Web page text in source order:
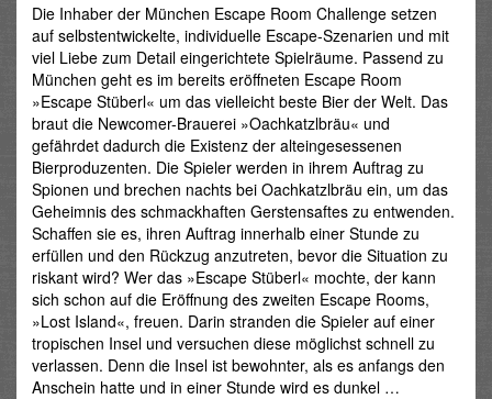
Die Inhaber der München Escape Room Challenge setzen
auf selbstentwickelte, individuelle Escape-Szenarien und mit
viel Liebe zum Detail eingerichtete Spielräume. Passend zu
München geht es im bereits eröffneten Escape Room
»Escape Stüberl« um das vielleicht beste Bier der Welt. Das
braut die Newcomer-Brauerei »Oachkatzlbräu« und
gefährdet dadurch die Existenz der alteingesessenen
Bierproduzenten. Die Spieler werden in ihrem Auftrag zu
Spionen und brechen nachts bei Oachkatzlbräu ein, um das
Geheimnis des schmackhaften Gerstensaftes zu entwenden.
Schaffen sie es, ihren Auftrag innerhalb einer Stunde zu
erfüllen und den Rückzug anzutreten, bevor die Situation zu
riskant wird? Wer das »Escape Stüberl« mochte, der kann
sich schon auf die Eröffnung des zweiten Escape Rooms,
»Lost Island«, freuen. Darin stranden die Spieler auf einer
tropischen Insel und versuchen diese möglichst schnell zu
verlassen. Denn die Insel ist bewohnter, als es anfangs den
Anschein hatte und in einer Stunde wird es dunkel …